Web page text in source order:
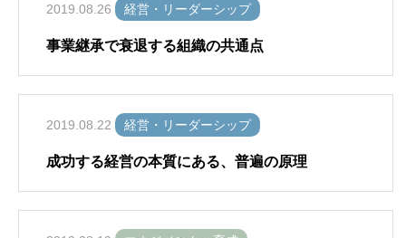
2019.08.26 経営・リーダーシップ
事業継承で衰退する組織の共通点
2019.08.22 経営・リーダーシップ
成功する経営の本質にある、普遍の原理